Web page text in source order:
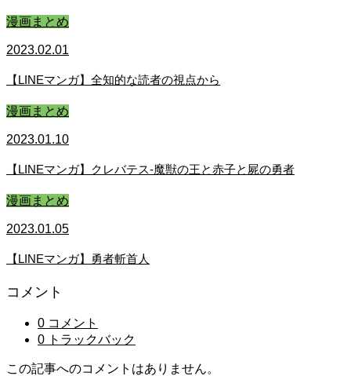
漫画まとめ
2023.02.01
【LINEマンガ】全知的な読者の視点から
漫画まとめ
2023.01.10
【LINEマンガ】クレバテス-魔獣の王と赤子と屍の勇者
漫画まとめ
2023.01.05
【LINEマンガ】勇者斬首人
コメント
0 コメント
0 トラックバック
この記事へのコメントはありません。